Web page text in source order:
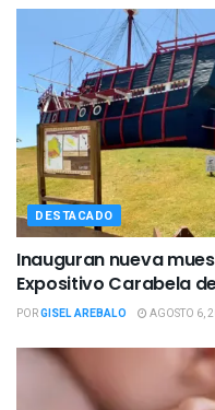
DESTACADO
Inauguran nueva
Expositivo Carabela
PORGISEL AREBALO AGOSTO 6,